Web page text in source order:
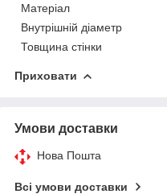
Матеріал
Внутрішній діаметр
Товщина стінки
Приховати
Умови доставки
Нова Пошта
Всі умови доставки